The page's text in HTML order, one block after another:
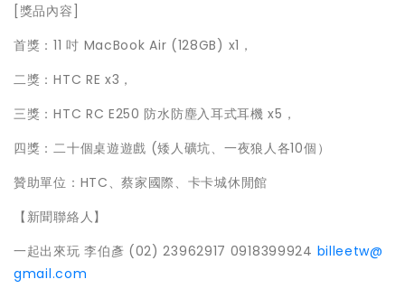
[獎品內容]
首獎：11 吋 MacBook Air (128GB) x1，
二獎：HTC RE x3，
三獎：HTC RC E250 防水防塵入耳式耳機 x5，
四獎：二十個桌遊遊戲 (矮人礦坑、一夜狼人各10個）
贊助單位：HTC、蔡家國際、卡卡城休閒館
【新聞聯絡人】
一起出來玩 李伯彥 (02) 23962917 0918399924 billeetw@
gmail.com